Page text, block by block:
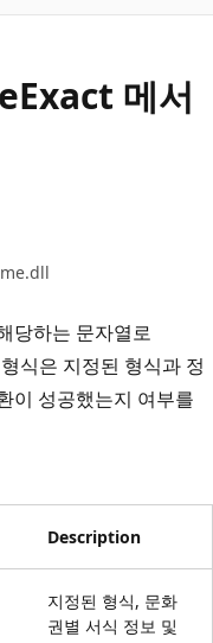
Exact 메서
당하는 문자열로
식은 지정된 형식과 정
이 성공했는지 여부를
Description
지정된 형식, 문화
권별 서식 정보 및